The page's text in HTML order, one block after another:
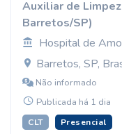
Auxiliar de
Barretos/SP)
Hospital de
Barretos, SP,
Não informado
Publicada há 1 dia
CLT Presencial